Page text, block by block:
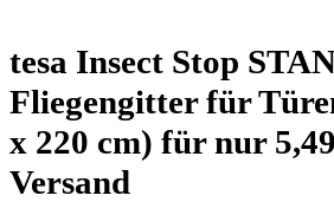
tesa Insect Stop
Fliegengitter für
x 220 cm) für nur
Versand